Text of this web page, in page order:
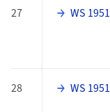
27 WS 1951
28 WS 1951